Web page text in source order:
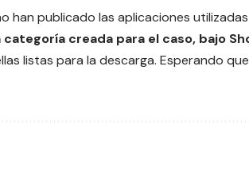
han publicado las aplicaciones
creada para el caso, bajo
listas para la descarga. Esperando